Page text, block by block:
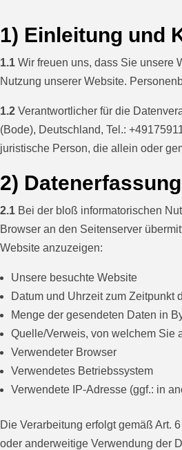
1) Einleitung und
1.1 Wir freuen uns, dass Sie unsere
Nutzung unserer Website.
1.2 Verantwortlicher für die
(Bode), Deutschland, Tel.:
juristische Person, die allein oder
2)
2.1 Bei der bloß informatorischen
Browser an den Seitenserver
Website anzuzeigen:
Unsere besuchte Website
Datum und Uhrzeit zum Zeitpunkt
Menge der gesendeten Daten in
Quelle/Verweis, von welchem Sie
Verwendeter Browser
Verwendetes Betriebssystem
Verwendete IP-Adresse (ggf.: in
Die Verarbeitung erfolgt gemäß Art.
oder anderweitige Verwendung der